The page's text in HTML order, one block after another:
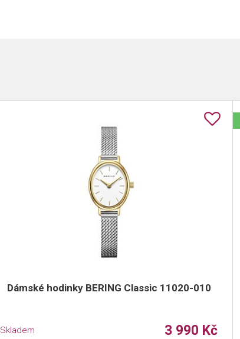
Dámské hodinky BERING Classic 11020-010
Skladem 3 990 Kč